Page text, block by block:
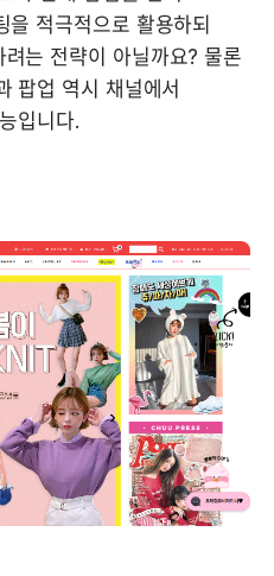
을 적극적으로 활용하되
는 전략이 아닐까요? 물론
팝업 역시 채널에서
입니다.